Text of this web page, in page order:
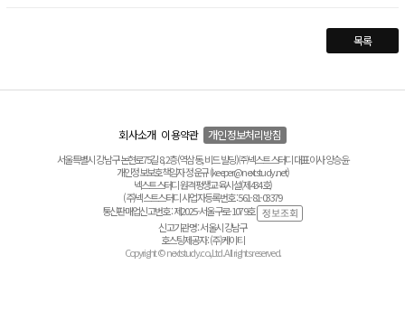
목록
회사소개 이용약관 개인정보처리방침
서울특별시 강남구 논현로75길 8, 2층(역삼동, 비드 빌딩) ㈜넥스트스터디 대표이사 양승윤
개인정보보호책임자 정운규 (keeper@nextstudy.net)
넥스트스터디 원격평생교육시설(제434호)
(주)넥스트스터디 사업자등록번호 : 561-81-03379
통신판매업신고번호 : 제2025-서울구로-1079호
신고기관명 : 서울시 강남구
호스팅제공자 : (주)케이티
Copyright © nextstudy.co.,Ltd. All rights reserved.